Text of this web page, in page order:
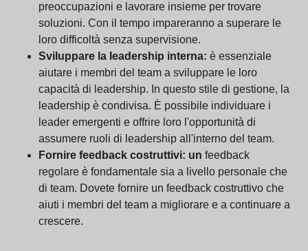
preoccupazioni e lavorare insieme per trovare
soluzioni. Con il tempo impareranno a superare le
loro difficoltà senza supervisione.
Sviluppare la leadership interna: è essenziale
aiutare i membri del team a sviluppare le loro
capacità di leadership. In questo stile di gestione, la
leadership è condivisa. È possibile individuare i
leader emergenti e offrire loro l'opportunità di
assumere ruoli di leadership all'interno del team.
Fornire feedback costruttivi: un feedback
regolare è fondamentale sia a livello personale che
di team. Dovete fornire un feedback costruttivo che
aiuti i membri del team a migliorare e a continuare a
crescere.